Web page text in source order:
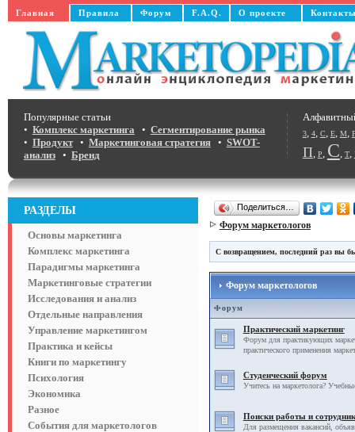
Главная Правила Форум F.A.Q. О проекте
3, 4, C, E, M,
П, Р, С, Т,
Популярные статьи
• Комплекс маркетинга • Сегментирование рынка
• Продукт• Маркетинговая стратегия• SWOT-
анализ• Бренд
РАЗДЕЛЫ
Основы маркетинга
Комплекс маркетинга
Парадигмы маркетинга
Маркетинговые стратегии
Исследования и анализ
Отдельные направления
Управление маркетингом
Практика и кейсы
Книги по маркетингу
Психология
Экономика
Разное
События для маркетологов
Поделиться…
Форум маркетологов
С возвращением, последний раз вы
Форум маркетологов
Форум
Практический маркетинг
Форум для практикующих
практического применения
Студенческий форум
Учитесь на маркетолога?
Поиски работы и
Для размещения вакансий,